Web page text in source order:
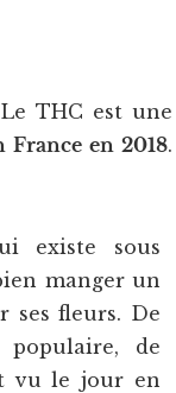
THC est une
France en 2018.
existe sous
manger un
ses fleurs. De
de
vu le jour en